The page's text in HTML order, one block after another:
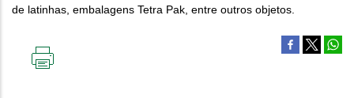
de latinhas, embalagens Tetra Pak, entre outros objetos.